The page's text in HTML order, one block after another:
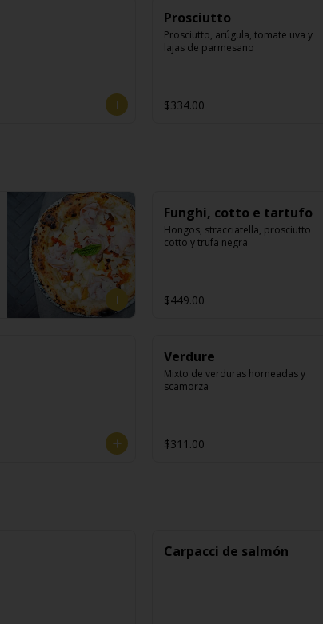
Prosciutto
Prosciutto, arúgula, tomate uva y
lajas de parmesano
$334.00
Funghi, cotto e tartufo
Hongos, stracciatella, prosciutto
cotto y trufa negra
$449.00
Verdure
Mixto de verduras horneadas y
scamorza
$311.00
Carpacci de salmón